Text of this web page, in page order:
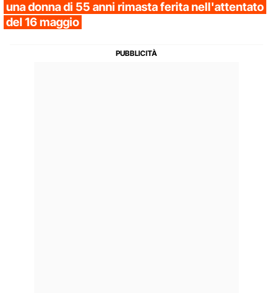
una donna di 55 anni rimasta ferita nell'attentato
del 16 maggio